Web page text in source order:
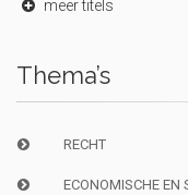
meer titels
Thema’s
RECHT
ECONOMISCHE EN